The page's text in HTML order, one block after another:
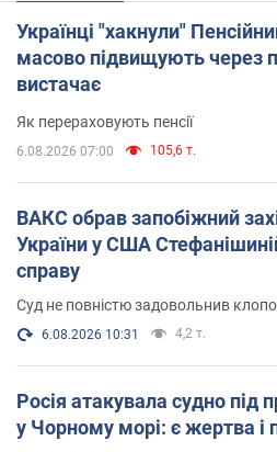
Українці "хакнули"
масово підвищують через
вистачає
Як перераховують пенсії
6.08.2026 07:00 105,6 т.
ВАКС обрав запобіжний захід експосолці
України у США Стефанішиній: що відомо про
справу
Суд не повністю задовольнив
6.08.2026 10:31 4,2 т.
Росія атакувала судно під
у Чорному морі: є жертва і